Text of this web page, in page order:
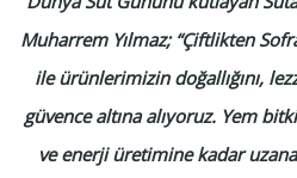
Muharrem Yılmaz; “Çiftlikten
ile ürünlerimizin doğallığını,
güvence altına alıyoruz. Yem
ve enerji üretimine kadar